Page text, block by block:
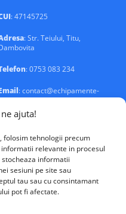
ajuta!
folosim tehnologii precum
relevante in procesul
informatii
sesiuni pe site sau
tau sau cu consintamant
pot fi afectate.
: 47145725
: Str. Teiului, Titu,
: 0753 083 234
: contact@echipamente-
© 2026